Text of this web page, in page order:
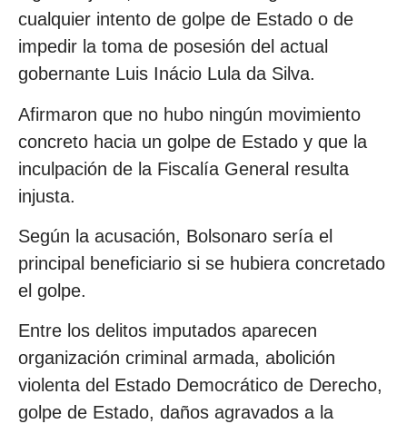
cualquier intento de golpe de Estado o de
impedir la toma de posesión del actual
gobernante Luis Inácio Lula da Silva.
Afirmaron que no hubo ningún movimiento
concreto hacia un golpe de Estado y que la
inculpación de la Fiscalía General resulta
injusta.
Según la acusación, Bolsonaro sería el
principal beneficiario si se hubiera concretado
el golpe.
Entre los delitos imputados aparecen
organización criminal armada, abolición
violenta del Estado Democrático de Derecho,
golpe de Estado, daños agravados a la